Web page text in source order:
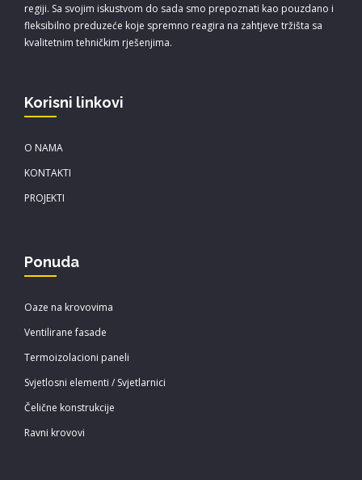
regiji. Sa svojim iskustvom do sada smo prepoznati kao pouzdano i
fleksibilno preduzeće koje spremno reagira na zahtjeve tržišta sa
kvalitetnim tehničkim rješenjima.
Korisni linkovi
O NAMA
KONTAKTI
PROJEKTI
Ponuda
Oaze na krovovima
Ventilirane fasade
Termoizolacioni paneli
Svjetlosni elementi / Svjetlarnici
Čelične konstrukcije
Ravni krovovi